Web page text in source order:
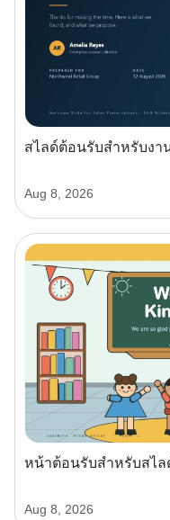
สไลด์ต้อนรับสำหรับงา
Aug 8, 2026
หน้าต้อนรับสำหรับสไล
Aug 8, 2026